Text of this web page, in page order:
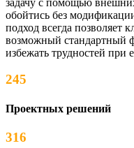
обойтись без
подход всегда позволяет
возможный стандартный
избежать трудностей при
245
Проектных решений
316